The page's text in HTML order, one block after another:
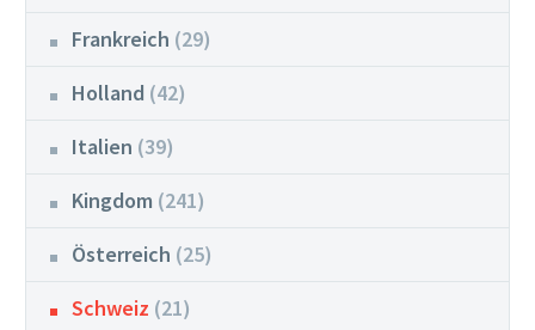
Frankreich (29)
Holland (42)
Italien (39)
Kingdom (241)
Österreich (25)
Schweiz (21)